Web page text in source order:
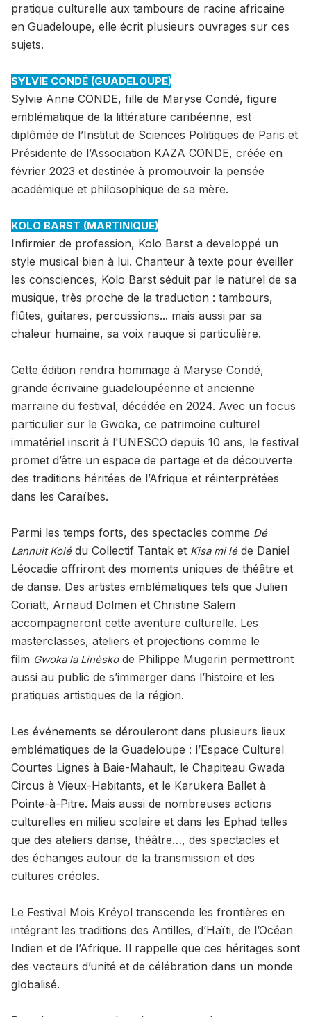
pratique culturelle aux tambours de racine africaine
en Guadeloupe, elle écrit plusieurs ouvrages sur ces
sujets.
SYLVIE CONDÉ (GUADELOUPE)
Sylvie Anne CONDE, fille de Maryse Condé, figure
emblématique de la littérature caribéenne, est
diplômée de l’Institut de Sciences Politiques de Paris et
Présidente de l’Association KAZA CONDE, créée en
février 2023 et destinée à promouvoir la pensée
académique et philosophique de sa mère.
KOLO BARST (MARTINIQUE)
Infirmier de profession, Kolo Barst a developpé un
style musical bien à lui. Chanteur à texte pour éveiller
les consciences, Kolo Barst séduit par le naturel de sa
musique, très proche de la traduction : tambours,
flûtes, guitares, percussions... mais aussi par sa
chaleur humaine, sa voix rauque si particulière.
Cette édition rendra hommage à Maryse Condé,
grande écrivaine guadeloupéenne et ancienne
marraine du festival, décédée en 2024. Avec un focus
particulier sur le Gwoka, ce patrimoine culturel
immatériel inscrit à l'UNESCO depuis 10 ans, le festival
promet d’être un espace de partage et de découverte
des traditions héritées de l’Afrique et réinterprétées
dans les Caraïbes.
Parmi les temps forts, des spectacles comme Dé
Lannuit Kolédu Collectif Tantak et Kisa mi léde Daniel
Léocadie offriront des moments uniques de théâtre et
de danse. Des artistes emblématiques tels que Julien
Coriatt, Arnaud Dolmen et Christine Salem
accompagneront cette aventure culturelle. Les
masterclasses, ateliers et projections comme le
film Gwoka la Linèskode Philippe Mugerin permettront
aussi au public de s’immerger dans l’histoire et les
pratiques artistiques de la région.
Les événements se dérouleront dans plusieurs lieux
emblématiques de la Guadeloupe : l’Espace Culturel
Courtes Lignes à Baie-Mahault, le Chapiteau Gwada
Circus à Vieux-Habitants, et le Karukera Ballet à
Pointe-à-Pitre. Mais aussi de nombreuses actions
culturelles en milieu scolaire et dans les Ephad telles
que des ateliers danse, théâtre…, des spectacles et
des échanges autour de la transmission et des
cultures créoles.
Le Festival Mois Kréyol transcende les frontières en
intégrant les traditions des Antilles, d’Haïti, de l’Océan
Indien et de l’Afrique. Il rappelle que ces héritages sont
des vecteurs d’unité et de célébration dans un monde
globalisé.